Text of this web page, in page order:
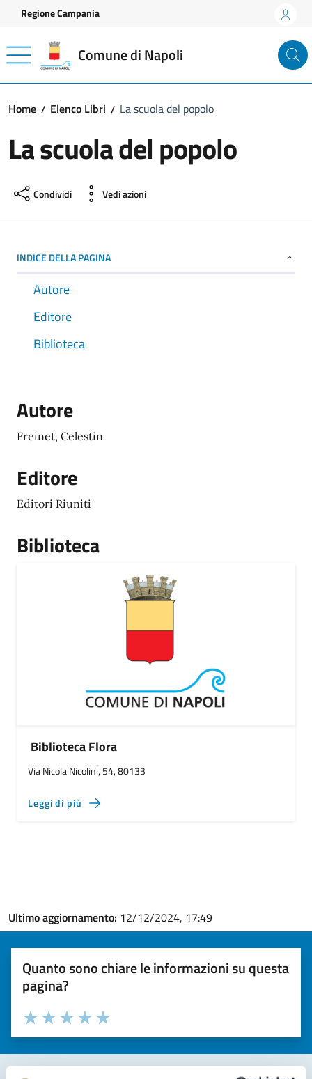
Vai ai contenuti
Vai al footer
Regione Campania
Comune di Napoli
Home Elenco Libri La scuola del popolo
La scuola del popolo
Condividi Vedi azioni
INDICE DELLA PAGINA
Autore
Editore
Biblioteca
Autore
Freinet, Celestin
Editore
Editori Riuniti
Biblioteca
Biblioteca Flora
Via Nicola Nicolini, 54, 80133
Leggi di più
Ultimo aggiornamento: 12/12/2024, 17:49
Quanto sono chiare le informazioni su questa
pagina?
Valuta la chiarezza delle informazioni (da 1 a 5 stelle)
Seleziona il numero di stelle per valutare la chiarezza delle
Valuta 5 stelle su 5
Valuta 4 stelle su 5
Valuta 3 stelle su 5
Valuta 2 stelle su 5
Valuta 1 stelle su 5